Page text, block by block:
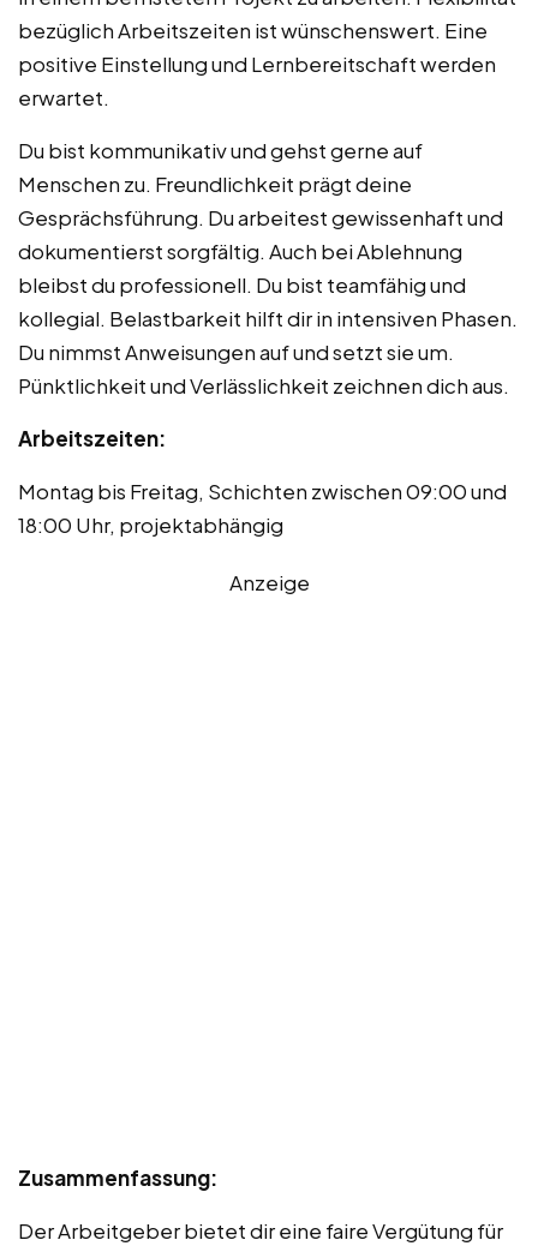
bezüglich Arbeitszeiten ist wünschenswert. Eine
positive Einstellung und Lernbereitschaft werden
erwartet.
Du bist kommunikativ und gehst gerne auf
Menschen zu. Freundlichkeit prägt deine
Gesprächsführung. Du arbeitest gewissenhaft und
dokumentierst sorgfältig. Auch bei Ablehnung
bleibst du professionell. Du bist teamfähig und
kollegial. Belastbarkeit hilft dir in intensiven Phasen.
Du nimmst Anweisungen auf und setzt sie um.
Pünktlichkeit und Verlässlichkeit zeichnen dich aus.
Arbeitszeiten:
Montag bis Freitag, Schichten zwischen 09:00 und
18:00 Uhr, projektabhängig
Anzeige
Zusammenfassung:
Der Arbeitgeber bietet dir eine faire Vergütung für